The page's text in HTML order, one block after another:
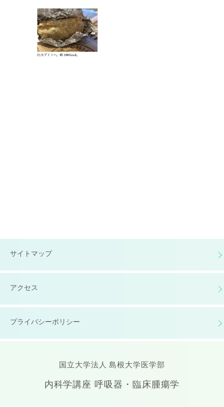
サイトマップ
アクセス
プライバシーポリシー
国立大学法人 島根大学医学部
内科学講座 呼吸器・臨床腫瘍学